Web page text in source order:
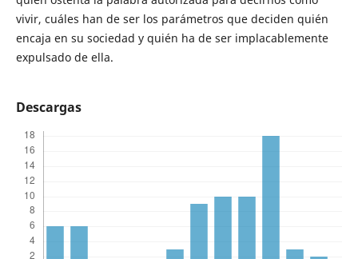
vivir, cuáles han de ser los parámetros que deciden quién
encaja en su sociedad y quién ha de ser implacablemente
expulsado de ella.
Descargas